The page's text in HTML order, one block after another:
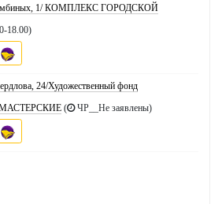
1/ КОМПЛЕКС ГОРОДСКОЙ
18.00)
24/Художественный фонд
( ЧР__Не заявлены)